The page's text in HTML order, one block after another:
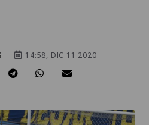
14:58, DIC 11 2020